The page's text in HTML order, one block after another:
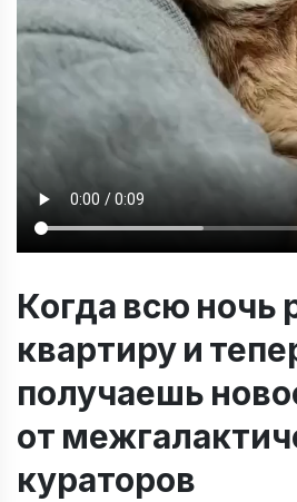
Когда всю ночь
квартиру и
получаешь
от
кураторов